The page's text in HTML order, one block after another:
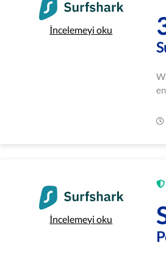
İncelemeyi oku
İncelemeyi oku